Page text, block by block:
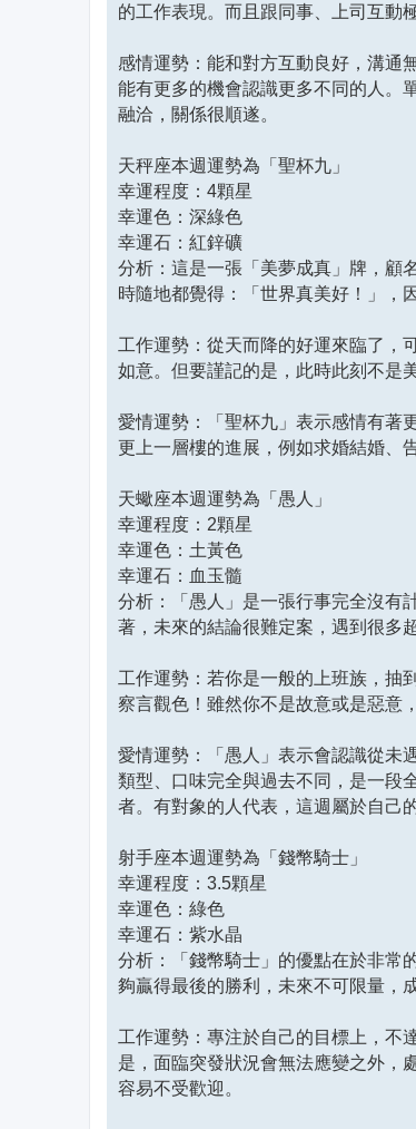
的工作表現。而且跟同事、上司互動
感情運勢：能和對方互動良好，溝通
能有更多的機會認識更多不同的人。
融洽，關係很順遂。
天秤座本週運勢為「聖杯九」
幸運程度：4顆星
幸運色：深綠色
幸運石：紅鋅礦
分析：這是一張「美夢成真」牌，顧
時隨地都覺得：「世界真美好！」，
工作運勢：從天而降的好運來臨了，
如意。但要謹記的是，此時此刻不是
愛情運勢：「聖杯九」表示感情有著
更上一層樓的進展，例如求婚結婚、
天蠍座本週運勢為「愚人」
幸運程度：2顆星
幸運色：土黃色
幸運石：血玉髓
分析：「愚人」是一張行事完全沒有
著，未來的結論很難定案，遇到很多
工作運勢：若你是一般的上班族，抽
察言觀色！雖然你不是故意或是惡意
愛情運勢：「愚人」表示會認識從未
類型、口味完全與過去不同，是一段
者。有對象的人代表，這週屬於自己
射手座本週運勢為「錢幣騎士」
幸運程度：3.5顆星
幸運色：綠色
幸運石：紫水晶
分析：「錢幣騎士」的優點在於非常
夠贏得最後的勝利，未來不可限量，
工作運勢：專注於自己的目標上，不
是，面臨突發狀況會無法應變之外，
容易不受歡迎。